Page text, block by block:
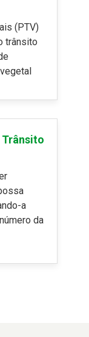
(PTV)
trânsito
Trânsito
a
da